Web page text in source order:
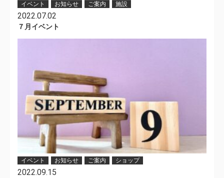
イベント お知らせ ご案内 施設
2022.07.02
７月イベント
イベント お知らせ ご案内 ショップ
2022.09.15